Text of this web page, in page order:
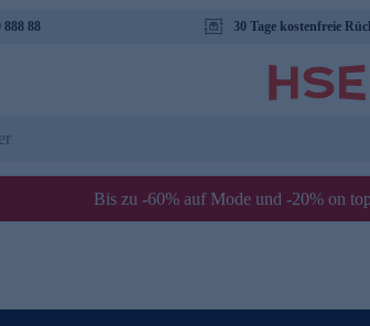
88 30 Tage kostenfreie
Bis zu -60% auf Mode und -20% on